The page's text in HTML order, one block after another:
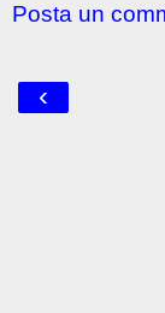
Posta un
‹